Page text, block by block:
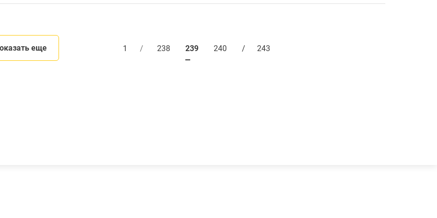
еще 1 / 238 239 240 / 243